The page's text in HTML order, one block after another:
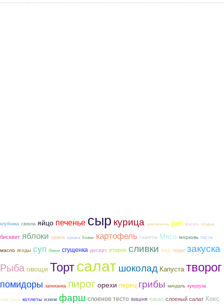
клубника свекла яйцо печенье сыр курица шампиньоны рис фасоль оладьи
бисквит яблоки семга крошка блины картофель спагетти Мясо морковь паста
масло ягоды суп Лимон сгущенка десерт второе сливки мед черри закуска
Рыба овощи Тортсалатшоколад Капуста творог
помидоры запеканка пирог орехи перец грибы миндаль кукуруза
сметана котлеты изюм фарш слоеное тесто вишня какао слоеный салат Кекс